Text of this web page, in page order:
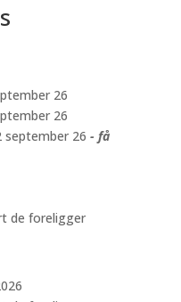
26
26
september 26 - få
de foreligger